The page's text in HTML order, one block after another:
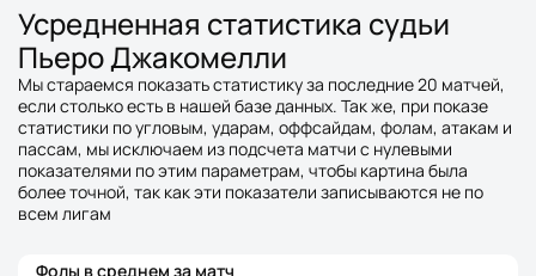
Усредненная статистика судьи
Пьеро Джакомелли
Мы стараемся показать статистику за последние 20 матчей,
если столько есть в нашей базе данных. Так же, при показе
статистики по угловым, ударам, оффсайдам, фолам, атакам и
пассам, мы исключаем из подсчета матчи с нулевыми
показателями по этим параметрам, чтобы картина была
более точной, так как эти показатели записываются не по
всем лигам
Фолы в среднем за матч